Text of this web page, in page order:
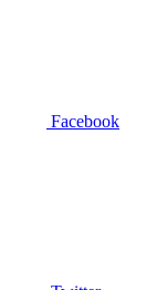
Facebook